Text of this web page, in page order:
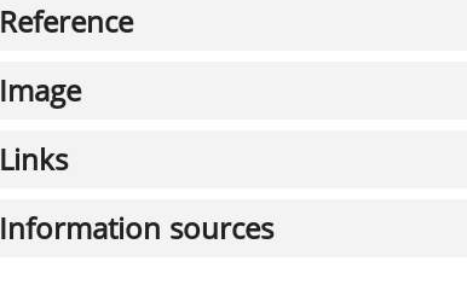
Reference
Image
Links
Information sources